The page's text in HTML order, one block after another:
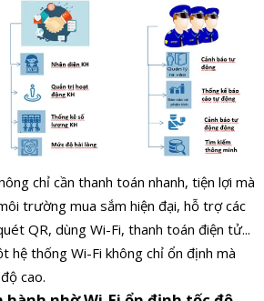
chỉ cần thanh toán nhanh, tiện lợi mà
trường mua sắm hiện đại, hỗ trợ các
QR, dùng Wi-Fi, thanh toán điện tử...
hệ thống Wi-Fi không chỉ ổn định mà
cao.